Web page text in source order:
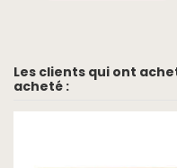
Les clients qui ont
acheté :